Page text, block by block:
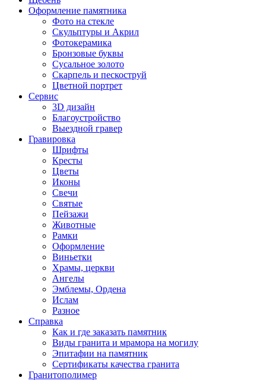
Оформление памятника
Фото на стекле
Скульптуры и Акрил
Фотокерамика
Бронзовые буквы
Сусальное золото
Скарпель и пескоструй
Цветной портрет
Сервис
3D дизайн
Благоустройство
Выездной гравер
Гравировка
Шрифты
Кресты
Цветы
Иконы
Свечи
Святые
Пейзажи
Животные
Рамки
Оформление
Виньетки
Храмы, церкви
Ангелы
Эмблемы, Ордена
Ислам
Разное
Справка
Как и где заказать памятник
Виды гранита и мрамора на могилу
Эпитафии на памятник
Сертификаты качества гранита
Гранитополимер